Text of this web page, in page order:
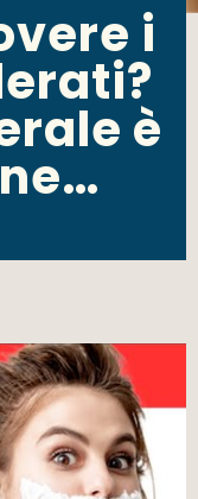
i
è